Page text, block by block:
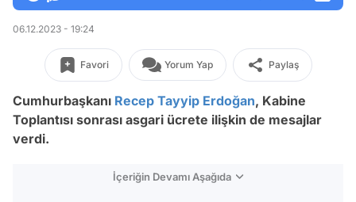
06.12.2023 - 19:24
Favori Yorum Yap Paylaş
Cumhurbaşkanı Recep Tayyip Erdoğan, Kabine
Toplantısı sonrası asgari ücrete ilişkin de mesajlar
verdi.
İçeriğin Devamı Aşağıda